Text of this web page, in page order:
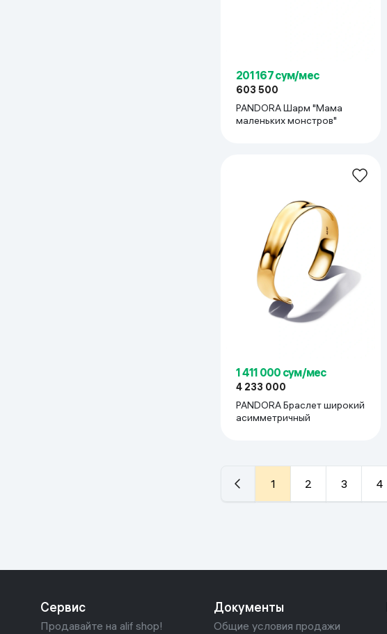
201 167 сум/мес
603 500
PANDORA Шарм "Мама
маленьких монстров"
1 411 000 сум/мес
4 233 000
PANDORA Браслет широкий
асимметричный
1 2 3 4
Сервис
Продавайте на alif shop!
Документы
Общие условия продажи